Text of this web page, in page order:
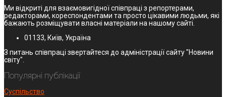
Ми відкриті для взаємовигідної співпраці з репортерами,
редакторами, кореспондентами та просто цікавими людьми, які
бажають розміщувати власні матеріали на нашому сайті.
01133, Київ, Україна
З питань співпраці звертайтеся до адміністрації сайту "Новини
світу".
Популярні публікації
Суспільство